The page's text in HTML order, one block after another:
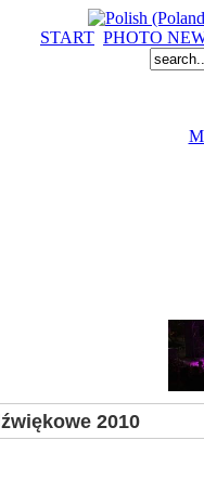
START PHOTO
2010